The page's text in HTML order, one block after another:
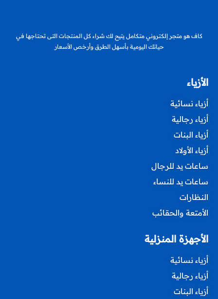
كاف هو متجر إلكتروني متكامل يتيح لك شراء كل المنتجات التى تحتاجها في
حياتك اليومية بأسهل الطرق وأرخص الأسعار
الأزياء
أزياء نسائية
أزياء رجالية
أزياء البنات
أزياء الأولاد
ساعات يد للرجال
ساعات يد للنساء
النظارات
الأمتعة والحقائب
الأجهزة المنزلية
أزياء نسائية
أزياء رجالية
أزياء البنات